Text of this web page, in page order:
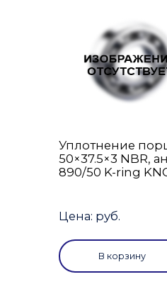
Уплотнение
50×37.5×3 NBR,
890/50 K-ring
Цена: руб.
В корзину